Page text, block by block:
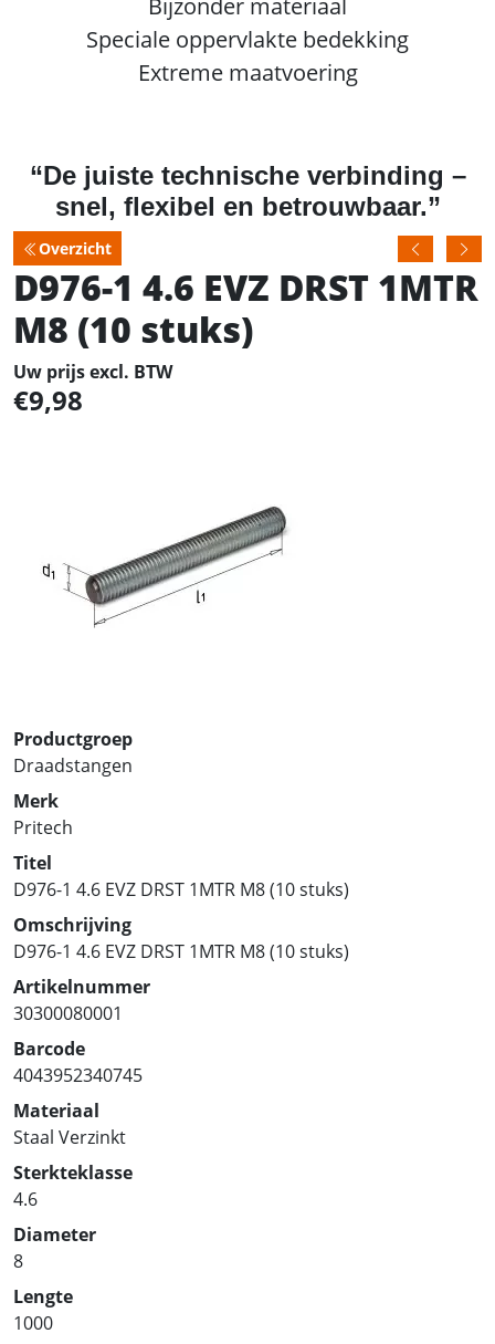
Bijzonder materiaal
Speciale oppervlakte bedekking
Extreme maatvoering
“De juiste technische verbinding –
snel, flexibel en betrouwbaar.”
Overzicht
D976-1 4.6 EVZ DRST 1MTR
M8 (10 stuks)
Uw prijs excl. BTW
9,98
Productgroep
Draadstangen
Merk
Pritech
Titel
D976-1 4.6 EVZ DRST 1MTR M8 (10 stuks)
Omschrijving
D976-1 4.6 EVZ DRST 1MTR M8 (10 stuks)
Artikelnummer
30300080001
Barcode
4043952340745
Materiaal
Staal Verzinkt
Sterkteklasse
4.6
Diameter
8
Lengte
1000